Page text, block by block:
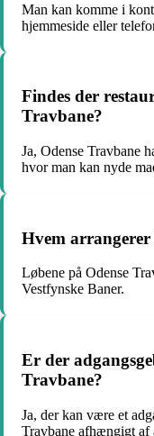
Man kan komme i
hjemmeside eller
Findes der
Travbane?
Ja, Odense Travbane
hvor man kan nyde
Hvem arrangerer
Løbene på Odense
Vestfynske Baner.
Er der
Travbane?
Ja, der kan være et
Travbane afhængigt af